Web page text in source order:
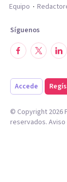
Equipo
Síguenos
Accede
© Copyright 2026
reservados.